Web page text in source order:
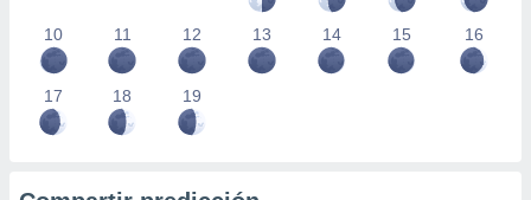
10 11 12 13 14 15 16
17 18 19